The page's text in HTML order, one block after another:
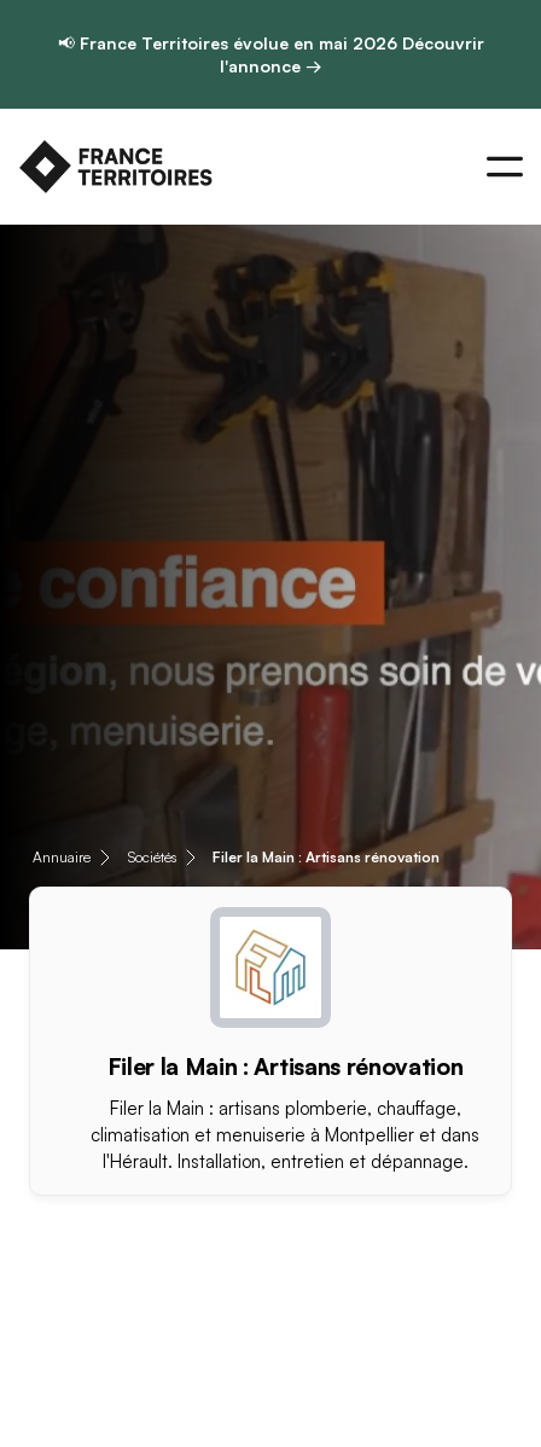
📢 France Territoires évolue en mai 2026 Découvrir
l'annonce →
Annuaire Sociétés Filer la Main : Artisans rénovation
Filer la Main : Artisans rénovation
Filer la Main : artisans plomberie, chauffage,
climatisation et menuiserie à Montpellier et dans
l'Hérault. Installation, entretien et dépannage.